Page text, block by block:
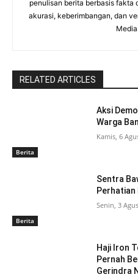
penulisan berita berbasis fakta
akurasi, keberimbangan, dan
RELATED ARTICLES
Berita
Aksi
Warga
Kamis, 6
Berita
Sentra
Senin, 3
Haji Iron
Pernah
Gerindra